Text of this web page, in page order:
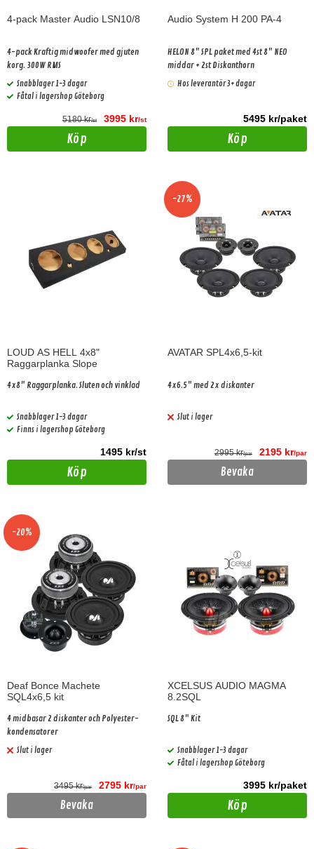
4-pack Master Audio LSN10/8
4-pack Kraftig midwoofer med gjuten
korg. 300W RMS
Snabblager 1-3 dagar
Fåtal i lagershop Göteborg
5180 kr/st 3995 kr/st
Köp
Audio System H 200 PA-4
HELON 8" SPL paket med 4st 8" NEO
middar + 2st Diskanthorn
Hos leverantör 3+ dagar
5495 kr/paket
Köp
LOUD AS HELL 4x8"
Raggarplanka Slope
4x8" Raggarplanka. Sluten och vinklad
Snabblager 1-3 dagar
Finns i lagershop Göteborg
1495 kr/st
Köp
-27%
AVATAR SPL4x6,5-kit
4x6.5" med 2x diskanter
Slut i lager
2995 kr/par 2195 kr/par
Bevaka
-20%
Deaf Bonce Machete
SQL4x6,5 kit
4 midbasar 2 diskanter och Polyester-
kondensatorer
Slut i lager
3495 kr/par 2795 kr/par
Bevaka
XCELSUS AUDIO MAGMA
8.2SQL
SQL 8" Kit
Snabblager 1-3 dagar
Fåtal i lagershop Göteborg
3995 kr/paket
Köp